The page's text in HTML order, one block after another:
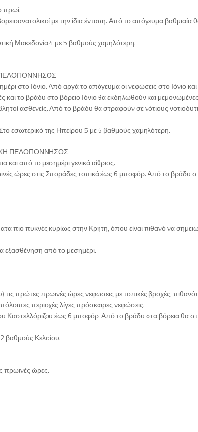
πρωί.
με την ίδια ένταση. Από το απόγευμα
Μακεδονία 4 με 5 βαθμούς χαμηλότερη.
ΠΕΛΟΠΟΝΝΗΣΟΣ
στο Ιόνιο. Από αργά το απόγευμα οι νεφώσεις στο Ιόνιο
το βράδυ στο βόρειο Ιόνιο θα εκδηλωθούν και μεμονωμένες
ασθενείς. Από το βράδυ θα στραφούν σε νότιους
εσωτερικό της Ηπείρου 5 με 6 βαθμούς χαμηλότερη.
ΠΕΛΟΠΟΝΝΗΣΟΣ
και από το μεσημέρι γενικά αίθριος.
ώρες στις Σποράδες τοπικά έως 6 μποφόρ. Από το βράδυ
πιο πυκνές κυρίως στην Κρήτη, όπου είναι πιθανό να
εξασθένηση από το μεσημέρι.
πρώτες πρωινές ώρες νεφώσεις με τοπικές βροχές,
περιοχές λίγες πρόσκαιρες νεφώσεις.
του Καστελλόριζου έως 6 μποφόρ. Από το βράδυ στα βόρεια θα
βαθμούς Κελσίου.
πρωινές ώρες.